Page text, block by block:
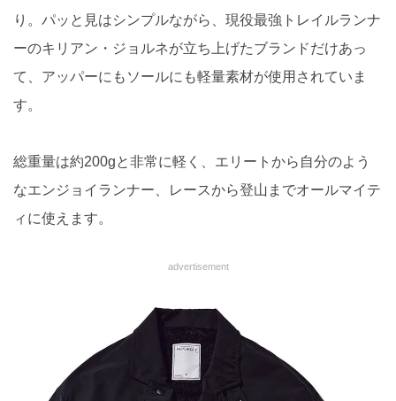
り。パッと見はシンプルながら、現役最強トレイルランナ
ーのキリアン・ジョルネが立ち上げたブランドだけあっ
て、アッパーにもソールにも軽量素材が使用されていま
す。
総重量は約200gと非常に軽く、エリートから自分のよう
なエンジョイランナー、レースから登山までオールマイテ
ィに使えます。
advertisement